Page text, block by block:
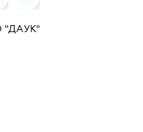
"ДАУК"